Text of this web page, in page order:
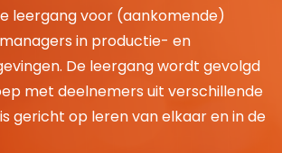
aan teams
in leiderschap
out
leergang voor (aankomende)
in productie- en
De leergang wordt gevolgd
met deelnemers uit verschillende
gericht op leren van elkaar en in de